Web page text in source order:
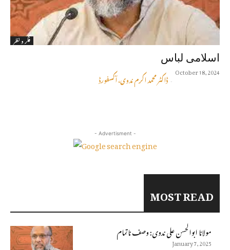
فکر و نظر
اسلامى لباس
ڈاکٹر محمد اکرم ندوی، آکسفورڈ -
October 18, 2024
- Advertisment -
MOST READ
مولانا ابوالحسن على ندوى: وصف ناتمام
January 7, 2025